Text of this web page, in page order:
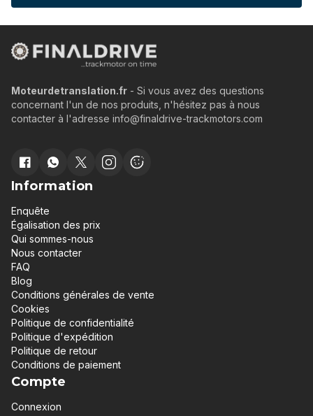
Moteurdetranslation.fr - Si vous avez des questions
concernant l'un de nos produits, n'hésitez pas à nous
contacter à l'adresse info@finaldrive-trackmotors.com
Information
Enquête
Égalisation des prix
Qui sommes-nous
Nous contacter
FAQ
Blog
Conditions générales de vente
Cookies
Politique de confidentialité
Politique d'expédition
Politique de retour
Conditions de paiement
Compte
Connexion